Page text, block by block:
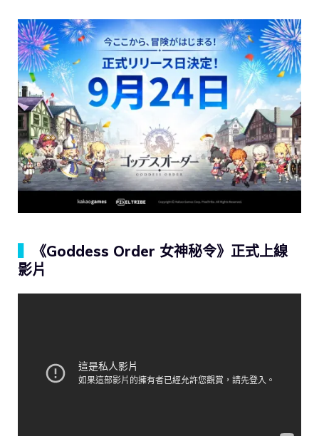
《Goddess Order 女神秘令》正式上線
影片